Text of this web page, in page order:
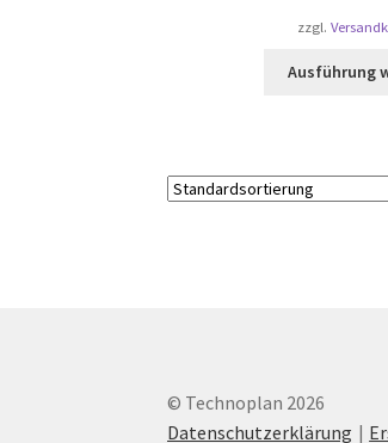
zzgl.
Ausführung
© Technoplan 2026
Datenschutzerklärung